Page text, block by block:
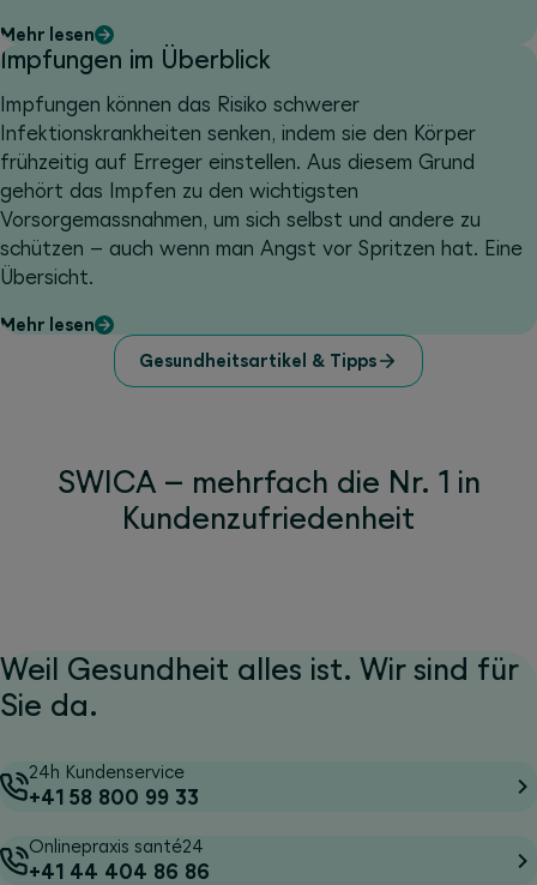
Mehr lesen
Impfungen im Überblick
Impfungen können das Risiko schwerer
Infektionskrankheiten senken, indem sie den Körper
frühzeitig auf Erreger einstellen. Aus diesem Grund
gehört das Impfen zu den wichtigsten
Vorsorgemassnahmen, um sich selbst und andere zu
schützen – auch wenn man Angst vor Spritzen hat. Eine
Übersicht.
Mehr lesen
Gesundheitsartikel & Tipps
SWICA – mehrfach die Nr. 1 in
Kundenzufriedenheit
Weil Gesundheit alles ist. Wir sind für
Sie da.
24h Kundenservice
+41 58 800 99 33
Onlinepraxis santé24
+41 44 404 86 86